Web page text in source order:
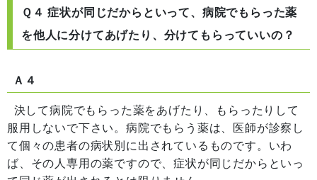
Ｑ４ 症状が同じだからといって、病院でもらった薬
を他人に分けてあげたり、分けてもらっていいの？
Ａ４
決して病院でもらった薬をあげたり、もらったりして
服用しないで下さい。病院でもらう薬は、医師が診察し
て個々の患者の病状別に出されているものです。いわ
ば、その人専用の薬ですので、症状が同じだからといっ